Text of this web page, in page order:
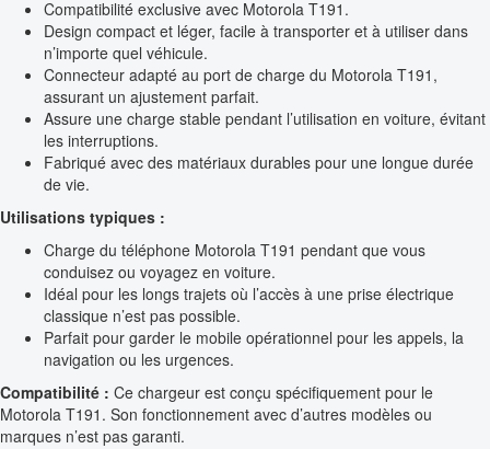
Compatibilité exclusive avec Motorola T191.
Design compact et léger, facile à transporter et à utiliser dans
n’importe quel véhicule.
Connecteur adapté au port de charge du Motorola T191,
assurant un ajustement parfait.
Assure une charge stable pendant l’utilisation en voiture, évitant
les interruptions.
Fabriqué avec des matériaux durables pour une longue durée
de vie.
Utilisations typiques :
Charge du téléphone Motorola T191 pendant que vous
conduisez ou voyagez en voiture.
Idéal pour les longs trajets où l’accès à une prise électrique
classique n’est pas possible.
Parfait pour garder le mobile opérationnel pour les appels, la
navigation ou les urgences.
Compatibilité : Ce chargeur est conçu spécifiquement pour le
Motorola T191. Son fonctionnement avec d’autres modèles ou
marques n’est pas garanti.